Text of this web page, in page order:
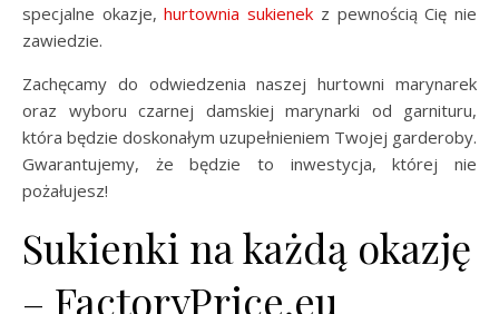
specjalne okazje,hurtownia sukienek z pewnością Cię nie
zawiedzie.
Zachęcamy do odwiedzenia naszej hurtowni marynarek
oraz wyboru czarnej damskiej marynarki od garnituru,
która będzie doskonałym uzupełnieniem Twojej garderoby.
Gwarantujemy, że będzie to inwestycja, której nie
pożałujesz!
Sukienki na każdą okazję
– FactoryPrice.eu